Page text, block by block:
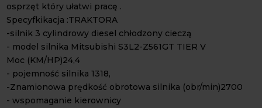
osprzęt który ułatwi pracę .
Specyfkikacja :TRAKTORA
-silnik 3 cylindrowy diesel chłodzony cieczą
- model silnika Mitsubishi S3L2-Z561GT TIER V
Moc (KM/HP)24,4
- pojemność silnika 1318,
-Znamionowa prędkość obrotowa silnika (obr/min)2700
- wspomaganie kierownicy